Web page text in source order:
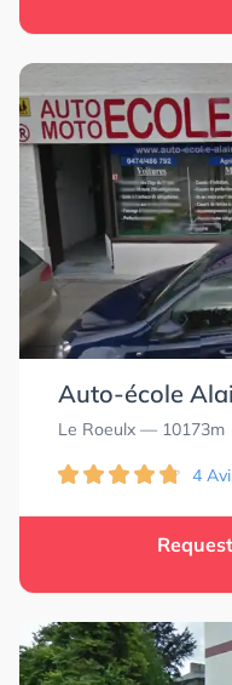
Auto-école
Le Roeulx — 10173m
4